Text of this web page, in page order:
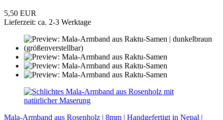
5,50 EUR
Lieferzeit: ca. 2-3 Werktage
Mala-Armband aus Rosenholz | 8mm | Handgefertigt in Nepal |